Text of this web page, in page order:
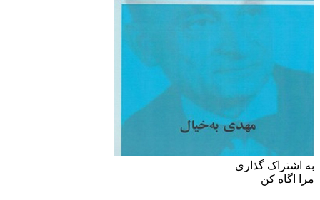
به اشتراک گذاری
مرا اگاه کن